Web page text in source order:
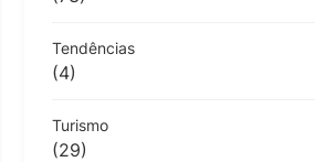
Tendências
(4)
Turismo
(29)